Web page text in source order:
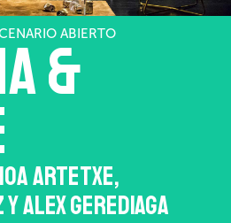
ABIERTO
&
ARTETXE,
ALEX GEREDIAGA